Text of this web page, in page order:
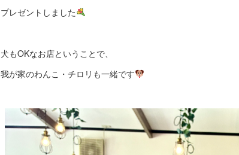
プレゼントしました
犬もOKなお店ということで、
我が家のわんこ・チロリも一緒です